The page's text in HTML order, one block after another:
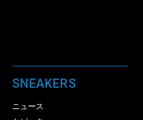
SNEAKERS
ニュース